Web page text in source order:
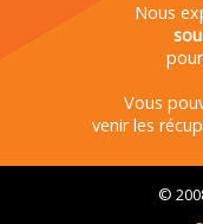
Nous
Vous
venir les
©